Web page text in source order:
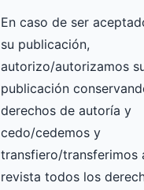
En caso de ser
su publicación,
autorizo/autorizamos
publicación
derechos de autoría y
cedo/cedemos y
transfiero/transferimos
revista todos los